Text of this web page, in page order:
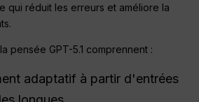
qui réduit les erreurs et améliore la
pensée GPT-5.1 comprennent :
adaptatif à partir d'entrées